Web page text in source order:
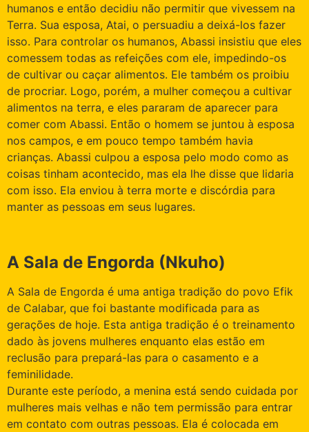
humanos e então decidiu não permitir que vivessem na
Terra. Sua esposa, Atai, o persuadiu a deixá-los fazer
isso. Para controlar os humanos, Abassi insistiu que eles
comessem todas as refeições com ele, impedindo-os
de cultivar ou caçar alimentos. Ele também os proibiu
de procriar. Logo, porém, a mulher começou a cultivar
alimentos na terra, e eles pararam de aparecer para
comer com Abassi. Então o homem se juntou à esposa
nos campos, e em pouco tempo também havia
crianças. Abassi culpou a esposa pelo modo como as
coisas tinham acontecido, mas ela lhe disse que lidaria
com isso. Ela enviou à terra morte e discórdia para
manter as pessoas em seus lugares.
A Sala de Engorda (Nkuho)
A Sala de Engorda é uma antiga tradição do povo Efik
de Calabar, que foi bastante modificada para as
gerações de hoje. Esta antiga tradição é o treinamento
dado às jovens mulheres enquanto elas estão em
reclusão para prepará-las para o casamento e a
feminilidade.
Durante este período, a menina está sendo cuidada por
mulheres mais velhas e não tem permissão para entrar
em contato com outras pessoas. Ela é colocada em